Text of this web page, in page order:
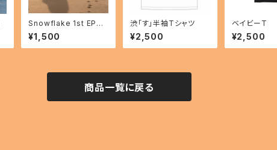
Snowflake 1st EP
「この街から」
¥1,500
渋「す」半袖Tシャツ
¥2,500
ベイビーT
¥2,500
商品一覧に戻る